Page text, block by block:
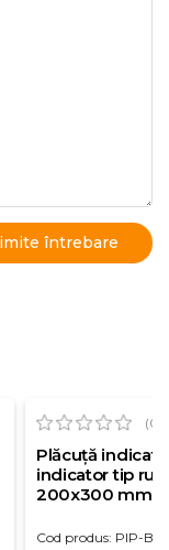
(0)
Plăcuță
indicator tip
200x300 mm,
Cod produs: PIP-